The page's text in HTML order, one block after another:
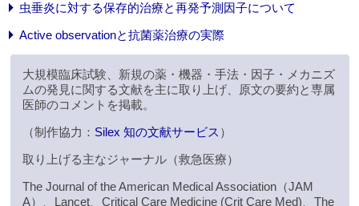
虫垂炎に対する保存的治療と再発予測因子について
Active observationと抗菌薬治療の実際
大規模臨床試験、新規の薬・機器・手法・因子・メカニズ
ムの発見に関する文献を主に取り上げ、原文の要約と専属
医師のコメントを掲載。
（制作協力： Silex 知の文献サービス ）
取り上げる主なジャーナル（救急医療）
The Journal of the American Medical Association（JAM
A）、Lancet、Critical Care Medicine (Crit Care Med)、The